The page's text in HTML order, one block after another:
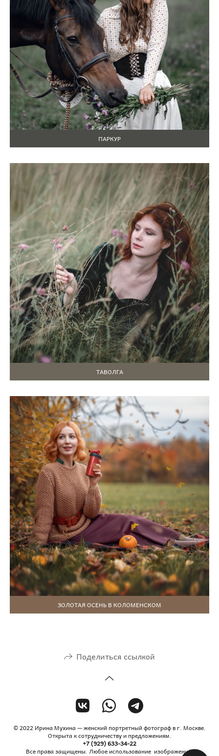
ПАРКУР
ТАВОЛГА
ЗОЛОТАЯ ОСЕНЬ В КОЛОМЕНСКОМ
Поделиться ссылкой
© 2022 Ирина Мухина — женский портретный фотограф в г. Москве.
Открыта к сотрудничеству и предложениям.
+7 (929) 633-34-22
Все права защищены. Любое использование изображений,